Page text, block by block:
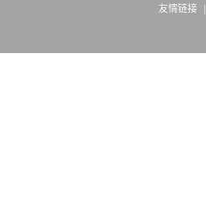
友情链接